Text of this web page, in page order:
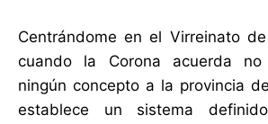
Centrándome en el Virreinato
cuando la Corona acuerda
ningún concepto a la provincia
establece un sistema